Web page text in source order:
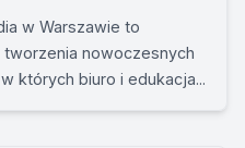
w Warszawie to
nowoczesnych
których biuro i edukacja...